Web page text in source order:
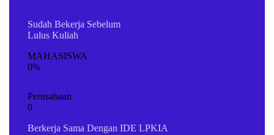
Sudah Bekerja Sebelum
Lulus Kuliah
MAHASISWA
0%
Perusahaan
0
Berkerja Sama Dengan IDE LPKIA